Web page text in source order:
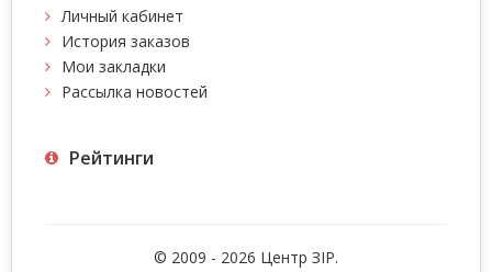
Личный кабинет
История заказов
Мои закладки
Рассылка новостей
Рейтинги
© 2009 - 2026 Центр ЗIР.